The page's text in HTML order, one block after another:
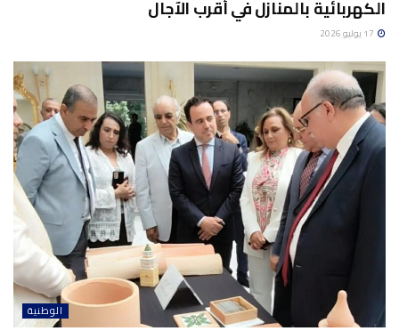
الكهربائية بالمنازل في أقرب الآجال
الوطنية